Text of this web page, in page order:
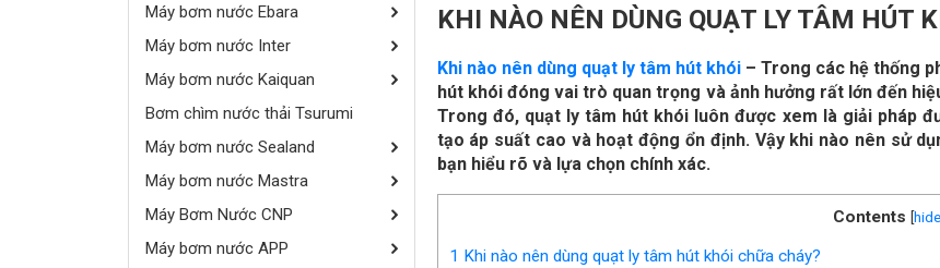
Máy bơm nước Ebara
Máy bơm nước Inter
Máy bơm nước Kaiquan
Bơm chìm nước thải Tsurumi
Máy bơm nước Sealand
Máy bơm nước Mastra
Máy Bơm Nước CNP
Máy bơm nước APP
KHI NÀO NÊN DÙNG QUẠT LY TÂM HÚT
Khi nào nên dùng quạt ly tâm hút khói– Trong các hệ thống
hút khói đóng vai trò quan trọng và ảnh hưởng rất lớn đến
Trong đó, quạt ly tâm hút khói luôn được xem là giải pháp
tạo áp suất cao và hoạt động ổn định. Vậy khi nào nên sử
bạn hiểu rõ và lựa chọn chính xác.
Contents [hide
1 Khi nào nên dùng quạt ly tâm hút khói chữa cháy?